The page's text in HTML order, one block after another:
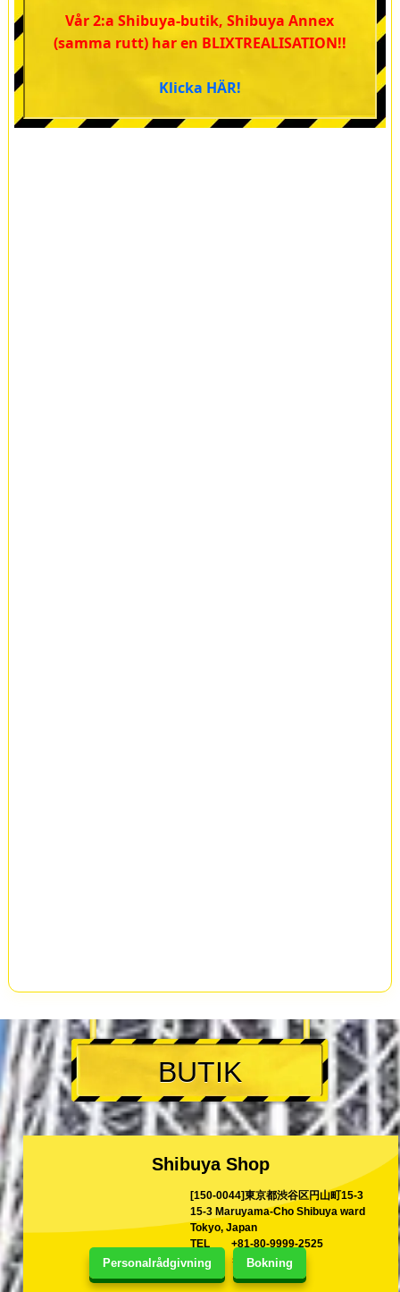
Personalrådgivning Bokning
Vår 2:a Shibuya-butik, Shibuya Annex
(samma rutt) har en BLIXTREALISATION!!
Klicka HÄR!
BUTIK
Shibuya Shop
[150-0044]東京都渋谷区円山町15-3
15-3 Maruyama-Cho Shibuya ward
Tokyo, Japan
TEL
+81-80-9999-2525
E-post
shina@kart.st